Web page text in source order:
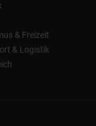
& Freizeit
& Logistik